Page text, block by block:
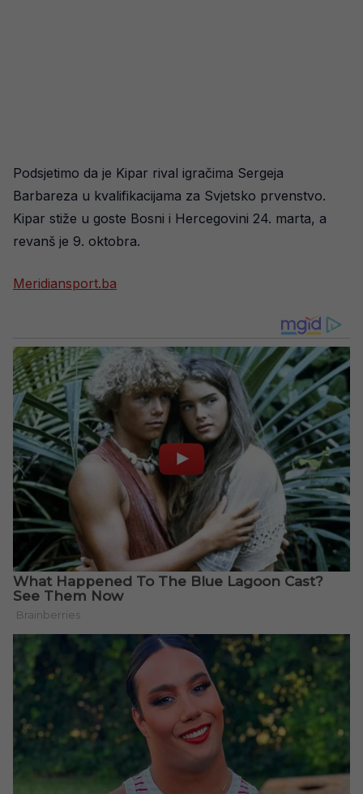
Podsjetimo da je Kipar rival igračima Sergeja
Barbareza u kvalifikacijama za Svjetsko prvenstvo.
Kipar stiže u goste Bosni i Hercegovini 24. marta, a
revanš je 9. oktobra.
Meridiansport.ba